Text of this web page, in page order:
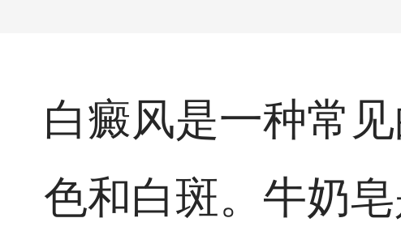
白癜风是一种常
色和白斑。牛奶